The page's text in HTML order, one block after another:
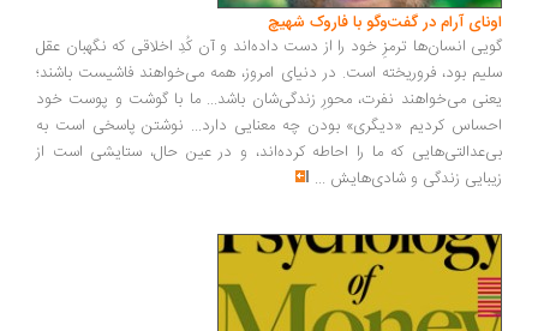
آرام در گفت‌وگو با فاروک شهیچ‭
انسان‌ها ترمزِ خود را از دست داده‌اند و آن کُدِ اخلاقی که نگهبان عقل
بود، فروریخته است. در دنیای امروز، همه می‌خواهند فاشیست باشند؛
می‌خواهند نفرت، محورِ زندگی‌شان باشد... ما با گوشت و پوست خود
کردیم «دیگری» بودن چه معنایی دارد... نوشتن پاسخی است به
که ما را احاطه کرده‌اند، و در عین حال، ستایشی است از
زندگی و شادی‌هایش...